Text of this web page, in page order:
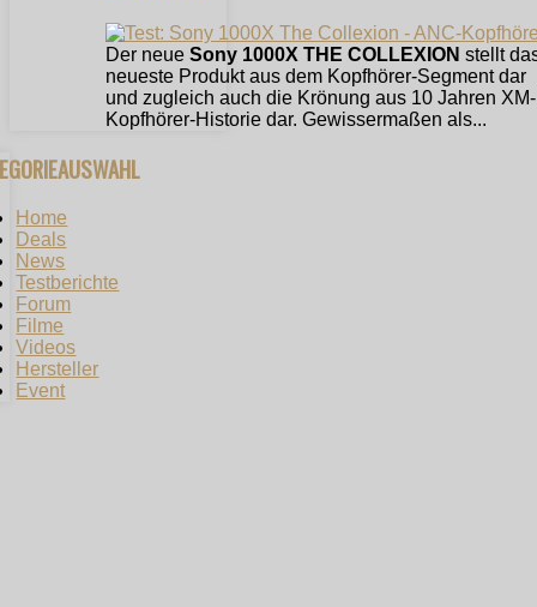
Der neue Sony 1000X THE COLLEXION stellt
neueste Produkt aus dem Kopfhörer-Segment dar
und zugleich auch die Krönung aus 10 Jahren XM-
Kopfhörer-Historie dar. Gewissermaßen als...
Home
Deals
News
Testberichte
Forum
Filme
Videos
Hersteller
Event